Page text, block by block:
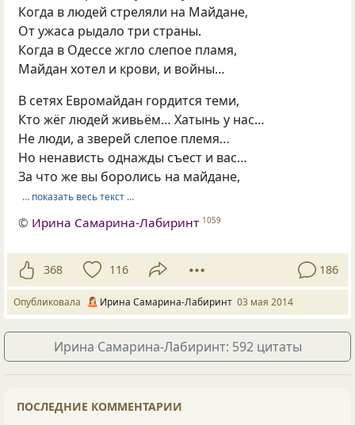
Когда в людей стреляли на Майдане,
От ужаса рыдало три страны.
Когда в Одессе жгло слепое пламя,
Майдан хотел и крови, и войны…
В сетях Евромайдан гордится теми,
Кто жёг людей живьём… Хатынь у нас…
Не люди, а зверей слепое племя…
Но ненависть однажды съест и вас…
За что же вы боролись на майдане,
… показать весь текст …
© Ирина Самарина-Лабиринт 1059
368 116 186
Опубликовала Ирина Самарина-Лабиринт 03 мая 2014
Ирина Самарина-Лабиринт: 592 цитаты
ПОСЛЕДНИЕ КОММЕНТАРИИ